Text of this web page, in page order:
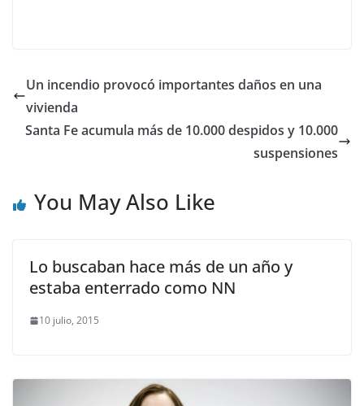
Un incendio provocó importantes daños en una
vivienda
Santa Fe acumula más de 10.000 despidos y 10.000
suspensiones
You May Also Like
Lo buscaban hace más de un año y
estaba enterrado como NN
10 julio, 2015